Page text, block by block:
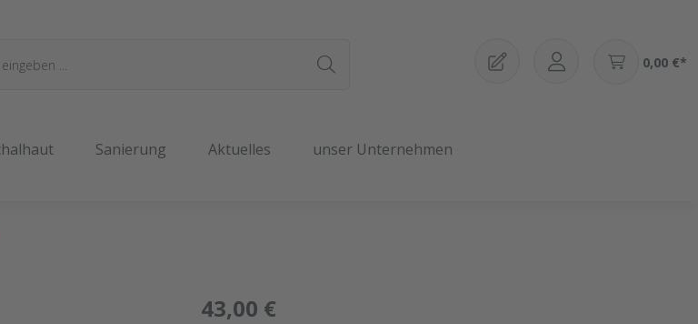
0,00 €*
Sanierung Aktuelles unser Unternehmen
43,00 €